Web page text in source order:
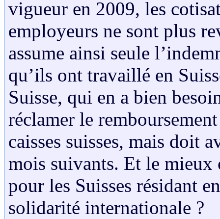
vigueur en 2009, les
employeurs ne sont plus
assume ainsi seule
qu’ils ont travaillé en
Suisse, qui en a bien
réclamer le
caisses suisses, mais doit
mois suivants. Et le mieux
pour les Suisses résidant
solidarité internationale ?